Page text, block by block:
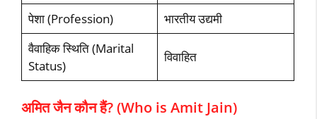
पेशा (Profession)
भारतीय उद्यमी
वैवाहिक स्थिति (Marital
Status)
विवाहित
अमित जैन कौन हैं? (Who is Amit Jain)